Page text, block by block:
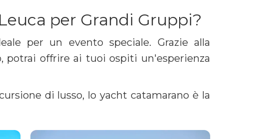
per Grandi Gruppi?
per un evento speciale. Grazie alla
potrai offrire ai tuoi ospiti un'esperienza
di lusso, lo yacht catamarano è la